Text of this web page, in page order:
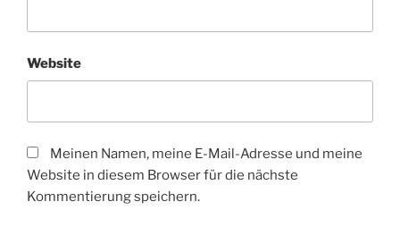
Website
Meinen Namen, meine E-Mail-Adresse und meine
Website in diesem Browser für die nächste
Kommentierung speichern.